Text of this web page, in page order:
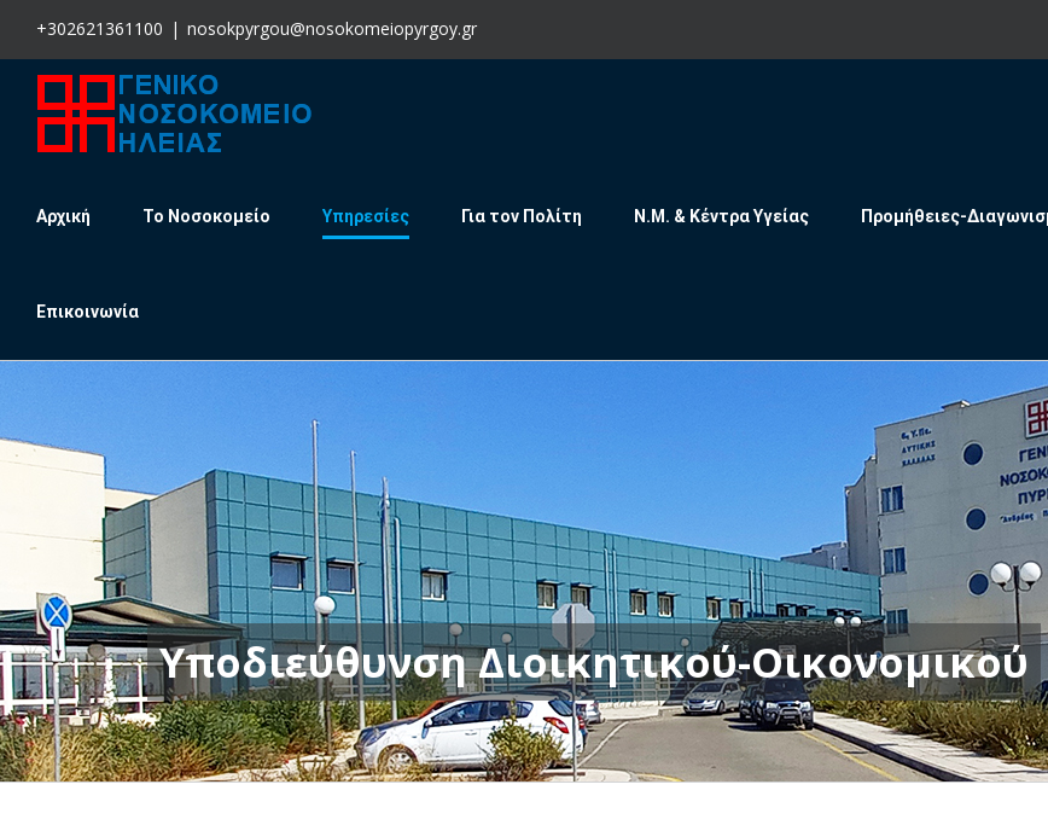
content
+302621361100 | nosokpyrgou@nosokomeiopyrgoy.gr
Αρχική Το Νοσοκομείο Υπηρεσίες Για τον Πολίτη Ν.Μ. & Κέντρα Υγείας Προμήθειες-
Επικοινωνία
Υποδιεύθυνση Διοικητικού-Οικονομικού